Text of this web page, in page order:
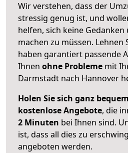
Wir verstehen, dass der
stressig genug ist, und
helfen, sich keine Gedanken
machen zu müssen. Lehnen
haben garantiert passende
Ihnen ohne Probleme mit
Darmstadt nach Hannover
Holen Sie sich ganz
kostenlose Angebote, die
2 Minuten bei Ihnen sind.
ist, dass all dies zu
angeboten werden.